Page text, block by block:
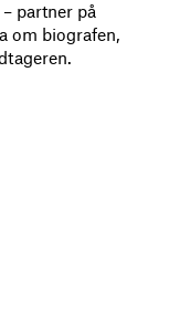
partner på
om biografen,